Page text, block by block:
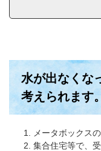
水が出なくな
考えられます
メータボックス
集合住宅等で、